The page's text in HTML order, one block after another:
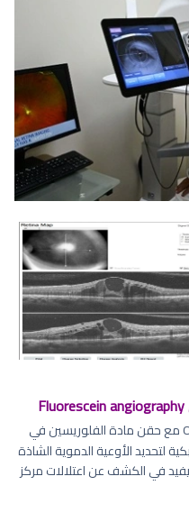
- تصوير الشبكية بصبغة الفلوريسين Fluorescein angiography
حيث يتم تصوير الشبكية بجهاز Optos مع حقن مادة الفلوريسين في
لتحديد الأوعية الدموية الشاذة
يفيد في الكشف عن اعتلالات مركز